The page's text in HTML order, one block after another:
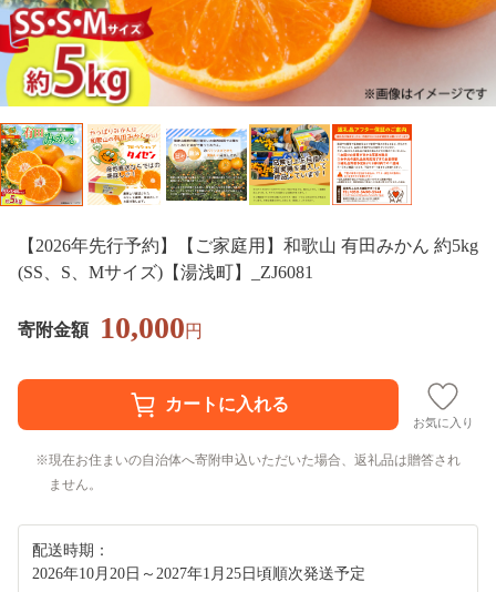
【2026年先行予約】【ご家庭用】和歌山 有田みかん 約5kg
(SS、S、Mサイズ)【湯浅町】_ZJ6081
寄附金額 10,000円
お気に入り
現在お住まいの自治体へ寄附申込いただいた場合、返礼品は贈答され
ません。
配送時期：
2026年10月20日～2027年1月25日頃順次発送予定